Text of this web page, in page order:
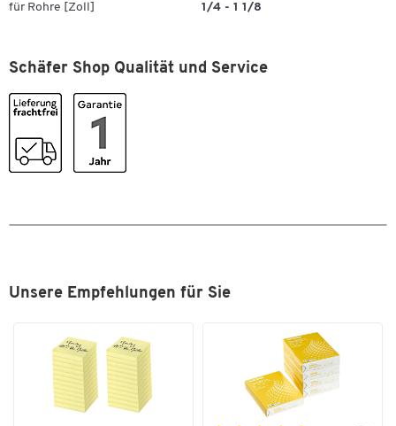
für Rohre [Zoll] 1/4 - 1 1/8
Schäfer Shop Qualität und Service
Unsere Empfehlungen für Sie